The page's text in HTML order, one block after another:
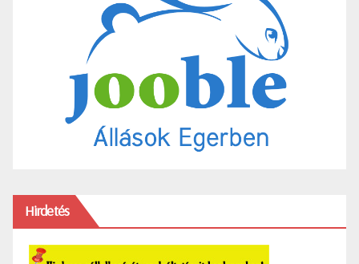
Hirdetés